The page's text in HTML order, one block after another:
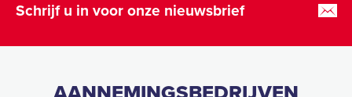
Schrijf u in voor onze nieuwsbrief